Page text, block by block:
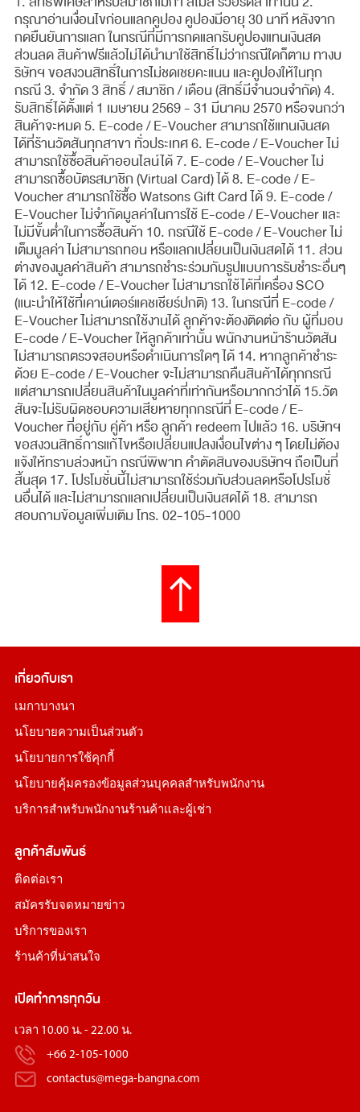
กรุณาอ่านเงื่อนไขก่อนแลกคูปอง คูปองมีอายุ 30 นาที หลังจาก
กดยืนยันการแลก ในกรณีที่มีการกดแลกรับคูปองแทนเงินสด
ส่วนลด สินค้าฟรีแล้วไม่ได้นำมาใช้สิทธิ์ไม่ว่ากรณีใดก็ตาม ทางบ
ริษัทฯ ขอสงวนสิทธิ์ในการไม่ชดเชยคะแนน และคูปองให้ในทุก
กรณี 3. จำกัด 3 สิทธิ์ / สมาชิก / เดือน (สิทธิ์มีจำนวนจำกัด) 4.
รับสิทธิ์ได้ตั้งแต่ 1 เมษายน 2569 - 31 มีนาคม 2570 หรือจนกว่า
สินค้าจะหมด 5. E-code / E-Voucher สามารถใช้แทนเงินสด
ได้ที่ร้านวัตสันทุกสาขา ทั่วประเทศ​ 6. E-code / E-Voucher ไม่
สามารถใช้ซื้อสินค้าออนไลน์ได้​ 7. E-code / E-Voucher ไม่
สามารถซื้อบัตรสมาชิก (Virtual Card) ได้​ 8. E-code / E-
Voucher สามารถใช้ซื้อ Watsons Gift Card ได้​ 9. E-code /
E-Voucher ไม่จำกัดมูลค่าในการใช้ E-code / E-Voucher และ
ไม่มีขั้นต่ำในการซื้อสินค้า​ 10. กรณีใช้ E-code / E-Voucher ไม่
เต็มมูลค่า ไม่สามารถทอน หรือแลกเปลี่ยนเป็นเงินสดได้​ 11. ส่วน
ต่างของมูลค่าสินค้า สามารถชำระร่วมกับรูปแบบการรับชำระอื่นๆ
ได้​ 12. E-code / E-Voucher ไม่สามารถใช้ได้ที่เครื่อง SCO
(แนะนำให้ใช้ที่เคาน์เตอร์แคชเชียร์ปกติ)​ 13. ในกรณีที่ E-code /
E-Voucher ไม่สามารถใช้งานได้ ลูกค้าจะต้องติดต่อ กับ ผู้ที่มอบ
E-code / E-Voucher ให้ลูกค้าเท่านั้น พนักงานหน้าร้านวัตสัน
ไม่สามารถตรวจสอบหรือดำเนินการใดๆ ได้​ 14. หากลูกค้าชำระ
ด้วย E-code / E-Voucher จะไม่สามารถคืนสินค้าได้ทุกกรณี
แต่สามารถเปลี่ยนสินค้าในมูลค่าที่เท่ากันหรือมากกว่าได้​ 15.วัต
สันจะไม่รับผิดชอบความเสียหายทุกกรณีที่ E-code / E-
Voucher ที่อยู่กับ คู่ค้า หรือ ลูกค้า redeem ไปแล้ว​ 16. บริษัทฯ
ขอสงวนสิทธิ์การแก้ไขหรือเปลี่ยนแปลงเงื่อนไขต่าง ๆ โดยไม่ต้อง
แจ้งให้ทราบล่วงหน้า กรณีพิพาท คำตัดสินของบริษัทฯ ถือเป็นที่
สิ้นสุด​ 17. โปรโมชั่นนี้ไม่สามารถใช้ร่วมกับส่วนลดหรือโปรโมชั่
นอื่นได้ และไม่สามารถแลกเปลี่ยนเป็นเงินสดได้ 18. สามารถ
สอบถามข้อมูลเพิ่มเติม โทร. 02-105-1000
เกี่ยวกับเรา
เมกาบางนา
นโยบายความเป็นส่วนตัว
นโยบายการใช้คุกกี้
นโยบายคุ้มครองข้อมูลส่วนบุคคลสำหรับพนักงาน
บริการสำหรับพนักงานร้านค้าและผู้เช่า
ลูกค้าสัมพันธ์
ติดต่อเรา
สมัครรับจดหมายข่าว
บริการของเรา
ร้านค้าที่น่าสนใจ
เปิดทำการทุกวัน
เวลา 10.00 น. - 22.00 น.
+66 2-105-1000
contactus@mega-bangna.com